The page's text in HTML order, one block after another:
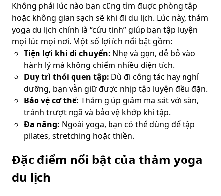
Không phải lúc nào bạn cũng tìm được phòng tập
hoặc không gian sạch sẽ khi đi du lịch. Lúc này, thảm
yoga du lịch chính là “cứu tinh” giúp bạn tập luyện
mọi lúc mọi nơi. Một số lợi ích nổi bật gồm:
Tiện lợi khi di chuyển: Nhẹ và gọn, dễ bỏ vào
hành lý mà không chiếm nhiều diện tích.
Duy trì thói quen tập: Dù đi công tác hay nghỉ
dưỡng, bạn vẫn giữ được nhịp tập luyện đều đặn.
Bảo vệ cơ thể: Thảm giúp giảm ma sát với sàn,
tránh trượt ngã và bảo vệ khớp khi tập.
Đa năng: Ngoài yoga, bạn có thể dùng để tập
pilates, stretching hoặc thiền.
Đặc điểm nổi bật của thảm yoga
du lịch